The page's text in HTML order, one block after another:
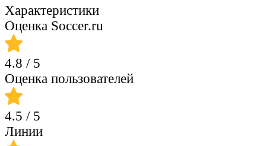
Характеристики
Оценка Soccer.ru
4.8 / 5
Оценка пользователей
4.5 / 5
Линии